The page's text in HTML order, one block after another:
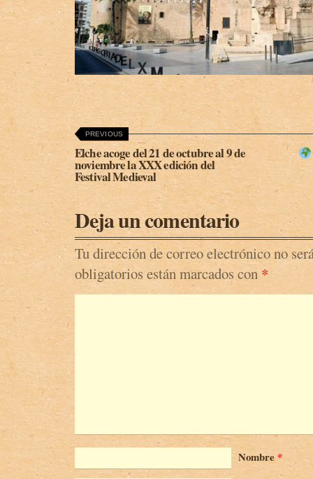
PREVIOUS
Elche acoge del 21 de octubre al 9 de
noviembre la XXX edición del
Festival Medieval
Deja un comentario
Tu dirección de correo electrónico no
obligatorios están marcados con *
Nombre *